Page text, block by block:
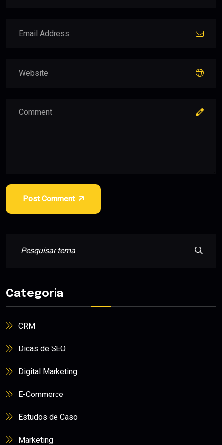
Post Comment
Categoria
CRM
Dicas de SEO
Digital Marketing
E-Commerce
Estudos de Caso
Marketing